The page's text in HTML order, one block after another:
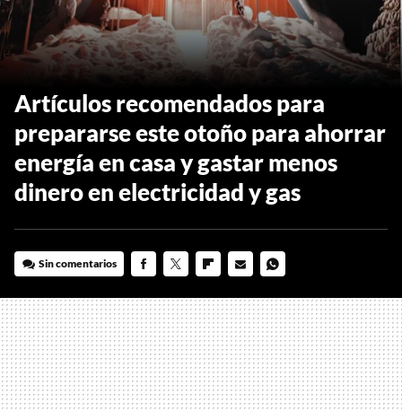
Artículos recomendados para
prepararse este otoño para ahorrar
energía en casa y gastar menos
dinero en electricidad y gas
Sin comentarios
MAIL